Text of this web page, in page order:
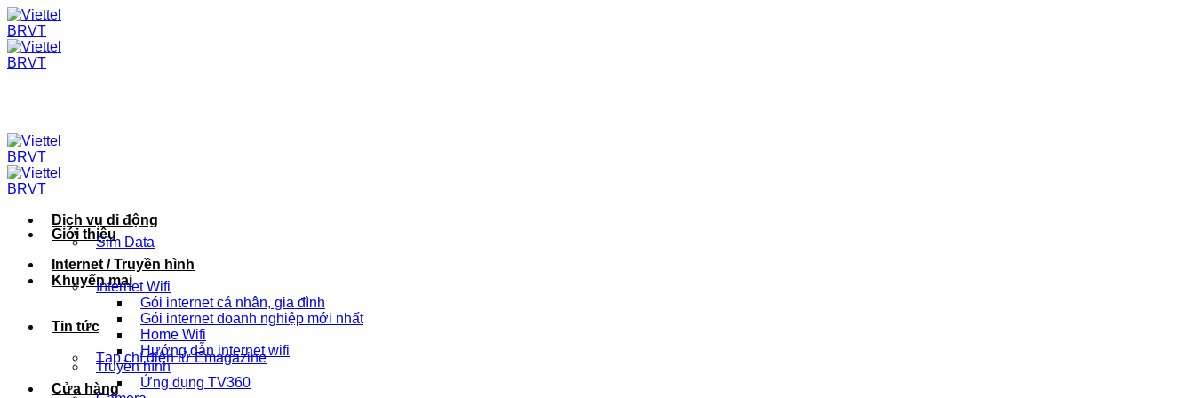
Skip
to
content
Giới thiệu
Khuyến mại
Tin tức
Tạp chí điện tử Emagazine
Cửa hàng
Dịch vụ di động
Sim Data
Internet / Truyền hình
Internet Wifi
Gói internet cá nhân, gia đình
Gói internet doanh nghiệp mới nhất
Home Wifi
Hướng dẫn internet wifi
Truyền hình
Ứng dụng TV360